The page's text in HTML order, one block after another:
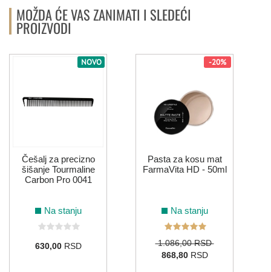
MOŽDA ĆE VAS ZANIMATI I SLEDEĆI
PROIZVODI
NOVO
Češalj za precizno
šišanje Tourmaline
Carbon Pro 0041
Na stanju
630,00RSD
-20%
Pasta za kosu mat
FarmaVita HD - 50ml
Na stanju
1.086,00 RSD
868,80RSD